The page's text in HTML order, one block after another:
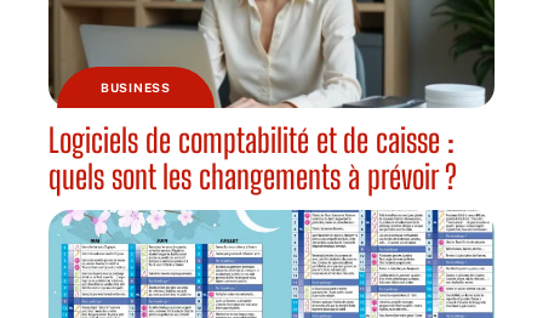
BUSINESS
Logiciels de comptabilité et de caisse :
quels sont les changements à prévoir ?